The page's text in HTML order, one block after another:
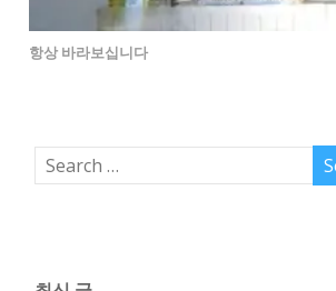
항상 바라보십니다